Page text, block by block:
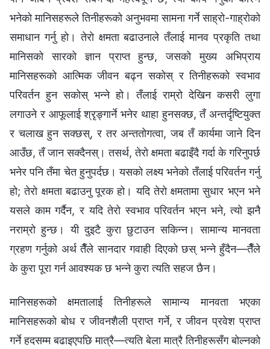
भनेको मानिसहरूले तिनीहरूको अनुभवमा सामना गर्ने साह्रो-गाह्रोको
समाधान गर्नु हो। तेरो क्षमता बढाउनाले तँलाई मानव प्रकृति तथा
मानिसको सारको ज्ञान प्राप्‍त हुन्छ, जसको मुख्य अभिप्राय
मानिसहरूको आत्मिक जीवन बढ्न सकोस् र तिनीहरूको स्वभाव
परिवर्तन हुन सकोस् भन्‍ने हो। तँलाई राम्रो देखिन कसरी लुगा
लगाउने र आफूलाई श्रृङ्गार्ने भनेर थाहा हुनसक्छ, तँ अन्तर्दृष्टियुक्त
र चलाख हुन सक्छस्, र तर अन्ततोगत्वा, जब तँ कार्यमा जाने दिन
आउँछ, तँ जान सक्दैनस्। तसर्थ, तेरो क्षमता बढाइँदै गर्दा के गरिनुपर्छ
भनेर पनि तँमा चेत हुनुपर्दछ। यसको लक्ष्य भनेको तँलाई परिवर्तन गर्नु
हो; तेरो क्षमता बढाउनु पूरक हो। यदि तेरो क्षमतामा सुधार भएन भने
यसले काम गर्दैन, र यदि तेरो स्वभाव परिवर्तन भएन भने, त्यो झनै
नराम्रो हुन्छ। यी दुइटै कुरा छुटाउन सकिन्न। सामान्य मानवता
ग्रहण गर्नुको अर्थ तैँले सानदार गवाही दिएको छस् भन्‍ने हुँदैन—तैँले
के कुरा पूरा गर्न आवश्यक छ भन्‍ने कुरा त्यति सहज छैन।
मानिसहरूको क्षमतालाई तिनीहरूले सामान्य मानवता भएका
मानिसहरूको बोध र जीवनशैली प्राप्‍त गर्ने, र जीवन प्रवेश प्राप्त
गर्ने हदसम्म बढाइएपछि मात्रै—त्यति बेला मात्रै तिनीहरूसँग बोल्नको